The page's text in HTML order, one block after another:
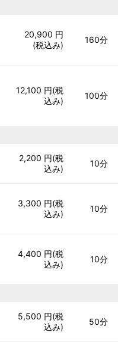
20,900 円
(税込み)
160分
12,100 円(税
込み)
100分
2,200 円(税
込み)
10分
3,300 円(税
込み)
10分
4,400 円(税
込み)
10分
5,500 円(税
込み)
50分